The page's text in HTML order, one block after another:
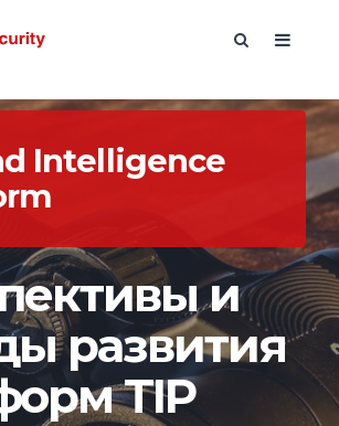
Intelligence
и
развития
TIP